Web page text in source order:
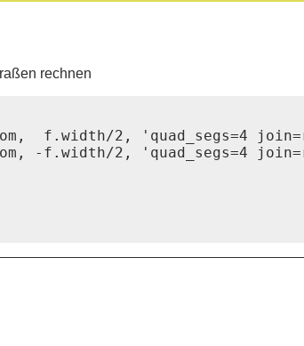
rechnen
f.width/2, 'quad_segs=4
-f.width/2, 'quad_segs=4